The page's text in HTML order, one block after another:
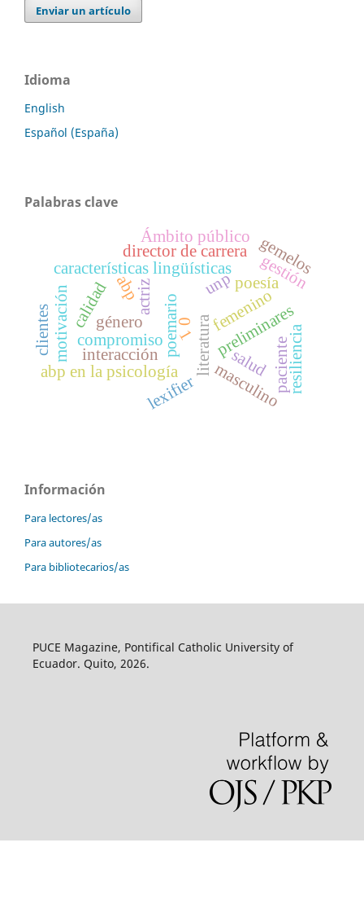
Enviar un artículo
Idioma
English
Español (España)
Palabras clave
preliminares
poesía
literatura
poemario
características lingüísticas
género
actriz
masculino
femenino
0
calidad
salud paciente
gestión
abp
abp en la psicología
gemelos
resiliencia
1
motivación compromiso
unp
clientes
director de carrera
interacción
Ámbito público
lexifier
Información
Para lectores/as
Para autores/as
Para bibliotecarios/as
PUCE Magazine, Pontifical Catholic University of
Ecuador. Quito, 2026.